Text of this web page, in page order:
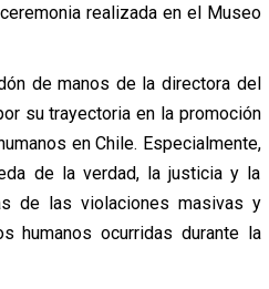
realizada en el Museo
de manos de la directora del
su trayectoria en la promoción
en Chile. Especialmente,
de la verdad, la justicia y la
de las violaciones masivas y
humanos ocurridas durante la